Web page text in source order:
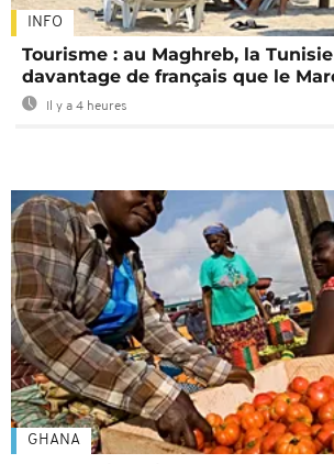
INFO
Tourisme : au Maghreb, la
davantage de français que le
Il y a 4 heures
GHANA